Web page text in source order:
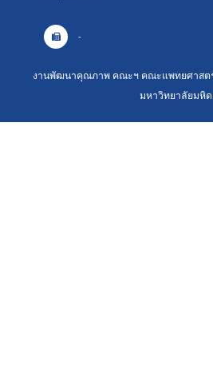
-
งานพัฒนาคุณภาพ คณะฯ คณะแพทยศาสต
มหาวิทยาลัยมหิ